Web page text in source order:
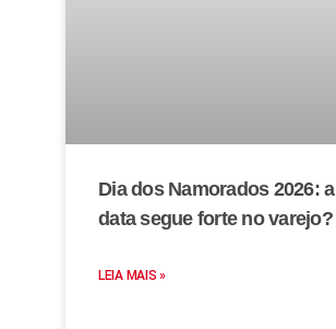
Dia dos Namorados 2026: a
data segue forte no varejo?
LEIA MAIS »